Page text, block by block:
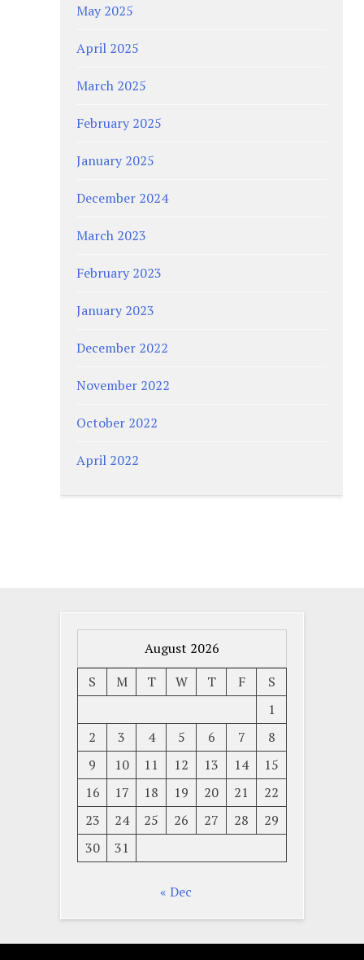
May 2025
April 2025
March 2025
February 2025
January 2025
December 2024
March 2023
February 2023
January 2023
December 2022
November 2022
October 2022
April 2022
August 2026
S
M T W T F
S
1
2
3 4 5 6 7
8
9
10 11 12 13 14
15
16
17 18 19 20 21
22
23
24 25 26 27 28
29
30
31
« Dec